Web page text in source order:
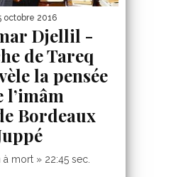
octobre 2016
Djellil -
de Tareq
la pensée
l’imâm
Bordeaux
mort » 22:45 sec.